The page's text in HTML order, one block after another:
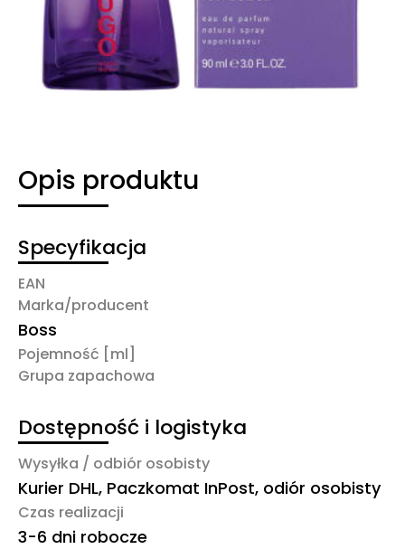
Opis produktu
Specyfikacja
EAN
Marka/producent
Boss
Pojemność [ml]
Grupa zapachowa
Dostępność i logistyka
Wysyłka / odbiór osobisty
Kurier DHL, Paczkomat InPost, odiór osobisty
Czas realizacji
3-6 dni robocze